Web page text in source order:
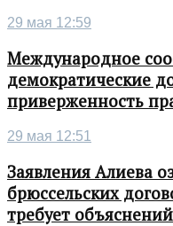
29 мая 12:59
Международное
демократические
приверженность
29 мая 12:51
Заявления Алиева
брюссельских
требует объяснений